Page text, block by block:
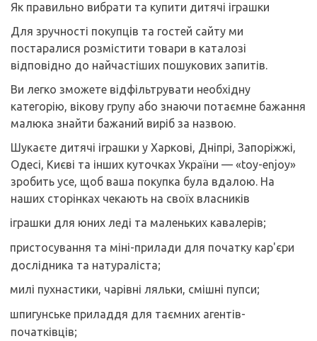
Як правильно вибрати та купити дитячі іграшки
Для зручності покупців та гостей сайту ми
постаралися розмістити товари в каталозі
відповідно до найчастіших пошукових запитів.
Ви легко зможете відфільтрувати необхідну
категорію, вікову групу або знаючи потаємне бажання
малюка знайти бажаний виріб за назвою.
Шукаєте дитячі іграшки у Харкові, Дніпрі, Запоріжжі,
Одесі, Києві та інших куточках України — «toy-enjoy»
зробить усе, щоб ваша покупка була вдалою. На
наших сторінках чекають на своїх власників
іграшки для юних леді та маленьких кавалерів;
пристосування та міні-прилади для початку кар'єри
дослідника та натураліста;
милі пухнастики, чарівні ляльки, смішні пупси;
шпигунське приладдя для таємних агентів-
початківців;